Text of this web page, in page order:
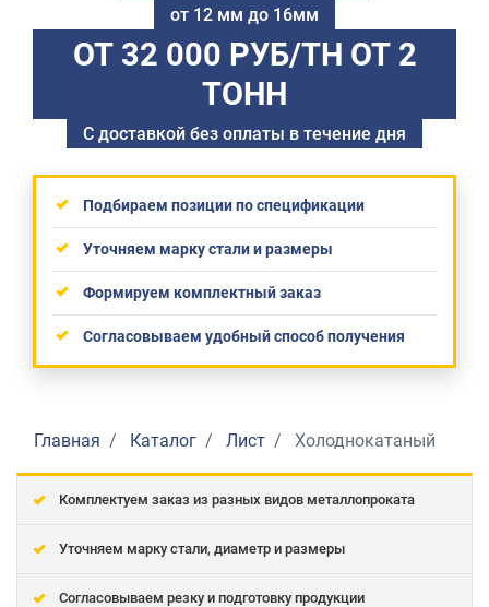
от 12 мм до 16мм
ОТ 32 000 РУБ/ТН ОТ 2
ТОНН
С доставкой без оплаты в течение дня
Подбираем позиции по спецификации
Уточняем марку стали и размеры
Формируем комплектный заказ
Согласовываем удобный способ получения
Главная Каталог Лист Холоднокатаный
Комплектуем заказ из разных видов металлопроката
Уточняем марку стали, диаметр и размеры
Согласовываем резку и подготовку продукции